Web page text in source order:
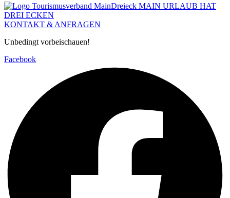
KONTAKT & ANFRAGEN
Unbedingt vorbeischauen!
Facebook